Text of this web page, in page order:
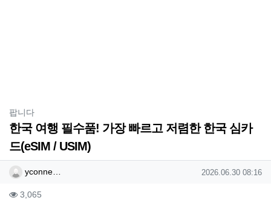
팝니다분류
한국 여행 필수품! 가장 빠르고 저렴한 한국 심카
드(eSIM / USIM)
작성자 정보
yconne… 작성일
2026.06.30 08:16
컨텐츠 정보
3,065